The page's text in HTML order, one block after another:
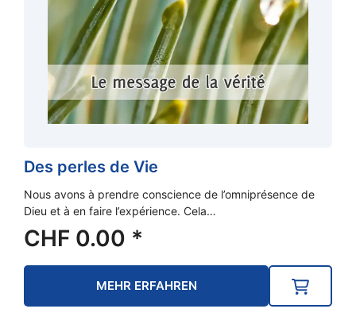
Des perles de Vie
Nous avons à prendre conscience de l’omniprésence de
Dieu et à en faire l’expérience. Cela…
CHF 0.00 *
MEHR ERFAHREN